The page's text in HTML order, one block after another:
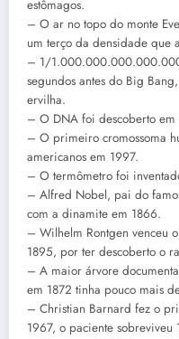
estômagos.
– O ar no topo do monte
um terço da densidade que
– 1/
segundos antes do Big
ervilha.
– O DNA foi descoberto
– O primeiro cromossoma
americanos em 1997.
– O termômetro foi
– Alfred Nobel, pai do
com a dinamite em 1866.
– Wilhelm Rontgen venceu
1895, por ter descoberto o
– A maior árvore
em 1872 tinha pouco mais
– Christian Barnard fez o
1967, o paciente sobreviveu